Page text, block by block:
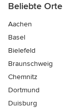
Beliebte Orte
Aachen
Basel
Bielefeld
Braunschweig
Chemnitz
Dortmund
Duisburg